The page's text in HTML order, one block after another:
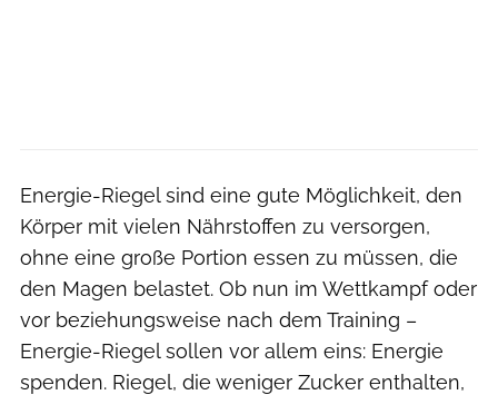
Energie-Riegel sind eine gute Möglichkeit, den
Körper mit vielen Nährstoffen zu versorgen,
ohne eine große Portion essen zu müssen, die
den Magen belastet. Ob nun im Wettkampf oder
vor beziehungsweise nach dem Training –
Energie-Riegel sollen vor allem eins: Energie
spenden. Riegel, die weniger Zucker enthalten,